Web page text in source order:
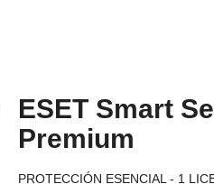
ESET Smart
Premium
PROTECCIÓN ESENCIAL - 1